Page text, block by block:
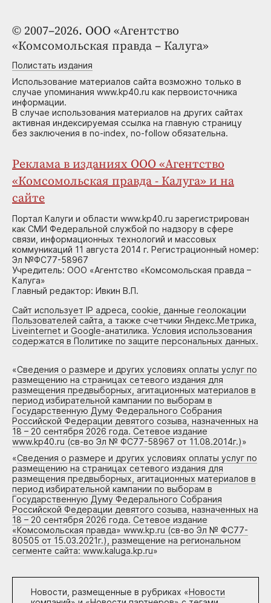
© 2007–2026. ООО «Агентство
«Комсомольская правда – Калуга»
Полистать издания
Использование материалов сайта возможно только в
случае упоминания www.kp40.ru как первоисточника
информации.
В случае использования материалов на других сайтах
активная индексируемая ссылка на главную страницу
без заключения в no-index, no-follow обязательна.
Реклама в изданиях ООО «Агентство
«Комсомольская правда - Калуга» и на
сайте
Портал Калуги и области www.kp40.ru зарегистрирован
как СМИ Федеральной службой по надзору в сфере
связи, информационных технологий и массовых
коммуникаций 11 августа 2014 г. Регистрационный номер:
Эл №ФС77-58967
Учредитель: ООО «Агентство «Комсомольская правда –
Калуга»
Главный редактор: Ивкин В.П.
Сайт использует IP адреса, cookie, данные геолокации
Пользователей сайта, а также счетчики Яндекс.Метрика,
Liveinternet и Google-анатилика. Условия использования
содержатся в Политике по защите персональных данных.
«Сведения о размере и других условиях оплаты услуг по
размещению на страницах сетевого издания для
размещения предвыборных, агитационных материалов в
период избирательной кампании по выборам в
Государственную Думу Федерального Собрания
Российской Федерации девятого созыва, назначенных на
18 – 20 сентября 2026 года. Сетевое издание
www.kp40.ru (св-во Эл № ФС77-58967 от 11.08.2014г.)»
«Сведения о размере и других условиях оплаты услуг по
размещению на страницах сетевого издания для
размещения предвыборных, агитационных материалов в
период избирательной кампании по выборам в
Государственную Думу Федерального Собрания
Российской Федерации девятого созыва, назначенных на
18 – 20 сентября 2026 года. Сетевое издание
«Комсомольская правда» www.kp.ru (св-во Эл № ФС77-
80505 от 15.03.2021г.), размещение на региональном
сегменте сайта: www.kaluga.kp.ru»
Новости, размещенные в рубриках «Новости